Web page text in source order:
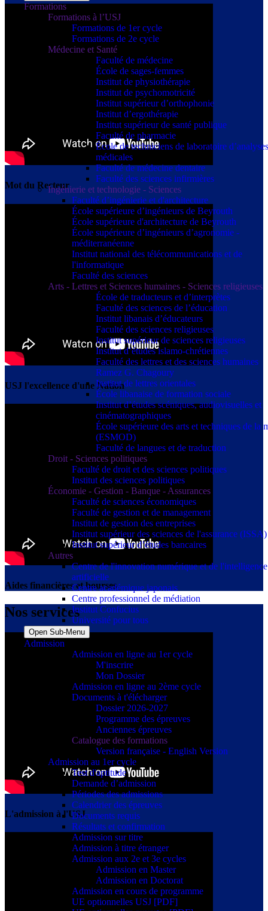
Formations
Formations à l’USJ
Formations de 1er cycle
Formations de 2e cycle
Médecine et Santé
Faculté de médecine
École de sages-femmes
Institut de physiothérapie
Institut de psychomotricité
Institut supérieur d’orthophonie
Institut d’ergothérapie
Institut supérieur de santé publique
Faculté de pharmacie
École de techniciens de laboratoire d’analyses
médicales
Faculté de médecine dentaire
Faculté des sciences infirmières
Ingénierie et technologie - Sciences
Faculté d’ingénierie et d'architecture
École supérieure d’ingénieurs de Beyrouth
École supérieure d'architecture de Beyrouth
École supérieure d’ingénieurs d’agronomie -
méditerranéenne
Institut national des télécommunications et de
l'informatique
Faculté des sciences
Arts - Lettres et Sciences humaines - Sciences religieuses
École de traducteurs et d’interprètes
Faculté des sciences de l’éducation
Institut libanais d’éducateurs
Faculté des sciences religieuses
Institut supérieur de sciences religieuses
Institut d’études islamo-chrétiennes
Faculté des lettres et des sciences humaines
Ramez G. Chagoury
Institut de lettres orientales
École libanaise de formation sociale
Institut d’études scéniques, audiovisuelles et
cinématographiques
École supérieure des arts et techniques de la
(ESMOD)
Faculté de langues et de traduction
Droit - Sciences politiques
Faculté de droit et des sciences politiques
Institut des sciences politiques
Économie - Gestion - Banque - Assurances
Faculté de sciences économiques
Faculté de gestion et de management
Institut de gestion des entreprises
Institut supérieur des sciences de l'assurance (ISSA)
Institut supérieur d’études bancaires
Autres
Centre de l'innovation numérique et de l'intelligence
artificielle
Centre académique japonais
Centre professionnel de médiation
Institut Confucius
Université pour tous
Open Sub-Menu
Admission
Admission en ligne au 1er cycle
M'inscrire
Mon Dossier
Admission en ligne au 2ème cycle
Documents à t'élécharger
Dossier 2026-2027
Programme des épreuves
Anciennes épreuves
Catalogue des formations
Version française - English Version
Admission au 1er cycle
Test d'aptitude
Demande d’admission
Périodes des admissions
Calendrier des épreuves
Documents requis
Résultats et confirmation
Admission sur titre
Admission à titre étranger
Admission aux 2e et 3e cycles
Admission en Master
Admission en Doctorat
Admission en cours de programme
UE optionnelles USJ [PDF]
Mot du Recteur
USJ l'excellence d'une Nation
Aides financières et bourses
Nos services
L'admission à l'USJ